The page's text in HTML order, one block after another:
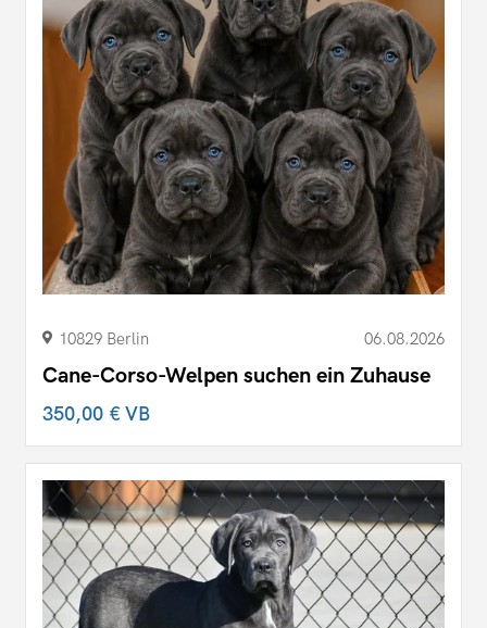
10829 Berlin 06.08.2026
Cane-Corso-Welpen suchen ein Zuhause
350,00 €VB